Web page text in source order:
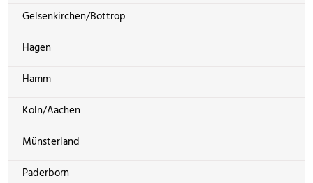
Gelsenkirchen/Bottrop
Hagen
Hamm
Köln/Aachen
Münsterland
Paderborn